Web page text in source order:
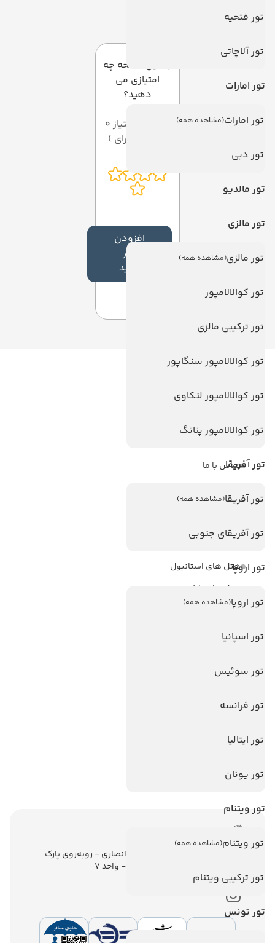
تور فتحیه
تور آلاچاتی
تور امارات
تور امارات(مشاهده همه)
تور دبی
تور مالدیو
تور مالزی
تور مالزی(مشاهده همه)
تور کوالالامپور
تور ترکیبی مالزی
تور کوالالامپور سنگاپور
تور کوالالامپور لنکاوی
تور کوالالامپور پنانگ
تور آفریقا
تور آفریقا(مشاهده همه)
تور آفریقای جنوبی
تور اروپا
تور اروپا(مشاهده همه)
تور اسپانیا
تور سوئیس
تور فرانسه
تور ایتالیا
تور یونان
تور ویتنام
تور ویتنام(مشاهده همه)
تور ترکیبی ویتنام
تور تونس
دیدگاه کاربران
به این صفحه چه
امتیازی می
دهید؟
میانگین امتیاز 0
افزودن
نظر
جدید
ویزا
تماس با ما
هتل های پر بازدید
هتل های استانبول
هتل های تایلند
هتل های اندونزی
هتل های سریلانکا
تورهای پربازدید
تور آنتالیا
تور پوکت
تور سریلانکا
تهران - ولیعصر - نبش کوچه انصاری - روبه‌روی پارک
ملت - برج ملت - طبقه ششم - واحد 7